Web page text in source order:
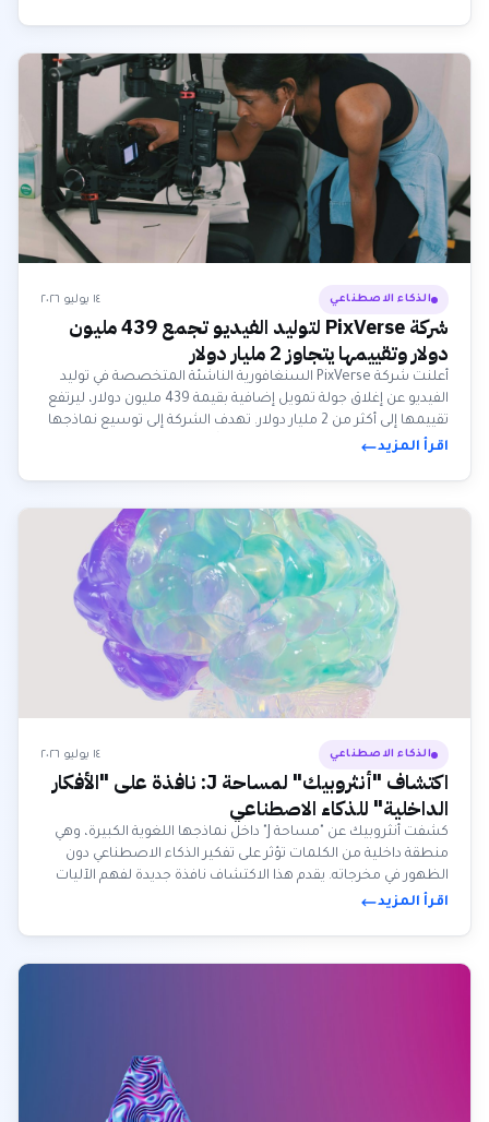
الذكاء الاصطناعي ١٤ يوليو ٢٠٢٦
شركة PixVerse لتوليد الفيديو تجمع 439 مليون
دولار وتقييمها يتجاوز 2 مليار دولار
أعلنت شركة PixVerse السنغافورية الناشئة المتخصصة في توليد
الفيديو عن إغلاق جولة تمويل إضافية بقيمة 439 مليون دولار، ليرتفع
تقييمها إلى أكثر من 2 مليار دولار. تهدف الشركة إلى توسيع نماذجها
العالمية والوصول إلى عملاء جدد عالمياً، مستفيدة من خبرتها
اقرأ المزيد
الذكاء الاصطناعي ١٤ يوليو ٢٠٢٦
اكتشاف "أنثروبيك" لمساحة J: نافذة على "الأفكار
الداخلية" للذكاء الاصطناعي
كشفت أنثروبيك عن "مساحة J" داخل نماذجها اللغوية الكبيرة، وهي
منطقة داخلية من الكلمات تؤثر على تفكير الذكاء الاصطناعي دون
الظهور في مخرجاته. يقدم هذا الاكتشاف نافذة جديدة لفهم الآليات
الداخلية المعقدة للذكاء الاصطناعي.
اقرأ المزيد